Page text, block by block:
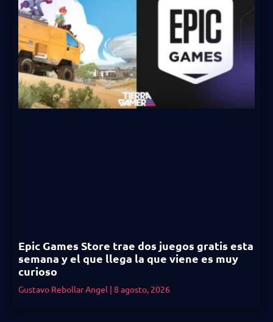
Epic Games Store trae dos juegos gratis esta
semana y el que llega la que viene es muy
curioso
Gustavo Rebollar Angel 8 agosto, 2026